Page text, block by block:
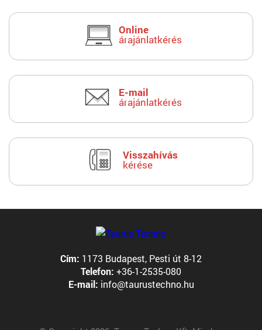
Online
árajánlatkérés
E-mail
árajánlatkérés
Visszahívás
kérése
Cím: 1173 Budapest, Pesti út 8-12
Telefon: +36-1-2535-080
E-mail: info@taurustechno.hu